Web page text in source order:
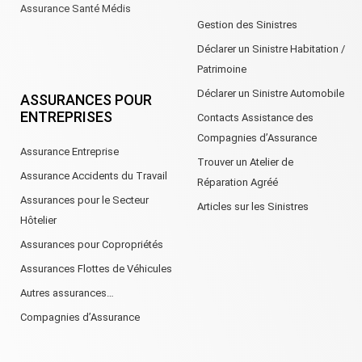
Assurance Santé Médis
ASSURANCES POUR
ENTREPRISES
Assurance Entreprise
Assurance Accidents du Travail
Assurances pour le Secteur
Hôtelier
Assurances pour Copropriétés
Assurances Flottes de Véhicules
Autres assurances…
Compagnies d’Assurance
Gestion des Sinistres
Déclarer un Sinistre Habitation /
Patrimoine
Déclarer un Sinistre Automobile
Contacts Assistance des
Compagnies d’Assurance
Trouver un Atelier de
Réparation Agréé
Articles sur les Sinistres